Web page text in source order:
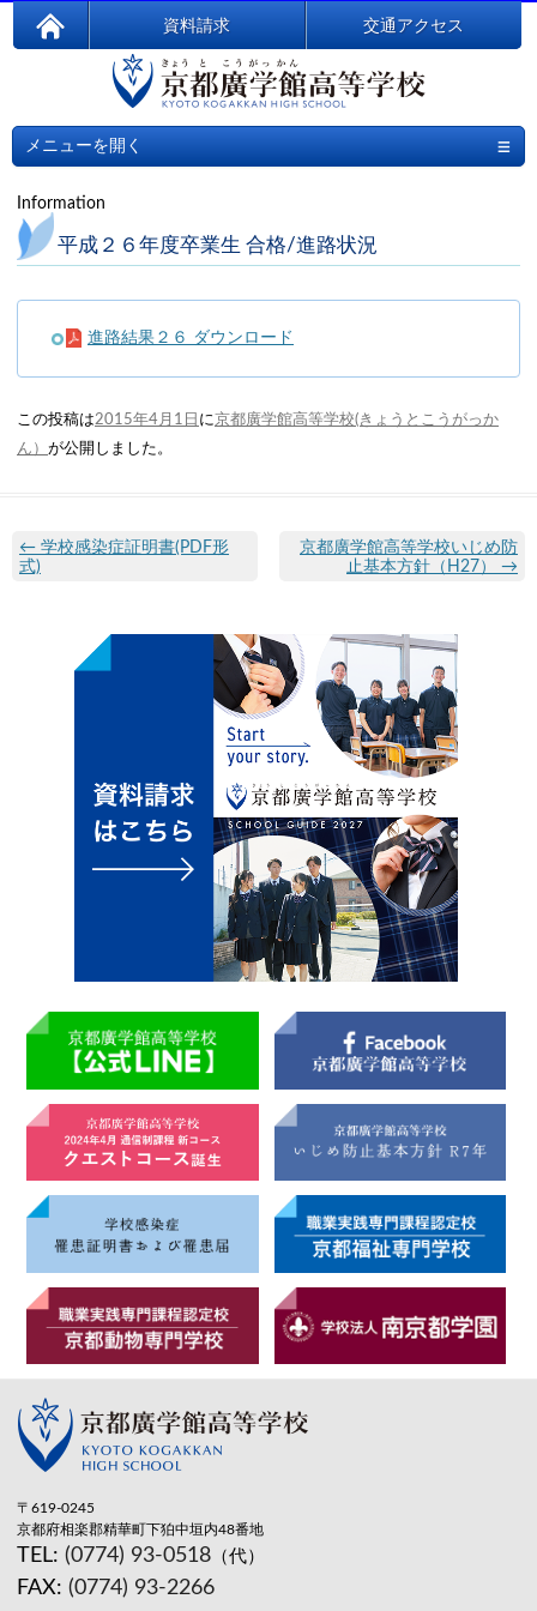
資料請求 交通アクセス
メニューを開く ≡
Information
平成２６年度卒業生 合格/進路状況
進路結果２６ ダウンロード
この投稿は2015年4月1日 に京都廣学館高等学校(きょうとこうがっか
ん） が公開しました。
← 学校感染症証明書(PDF形
式)
京都廣学館高等学校いじめ防
止基本方針（H27） →
〒619-0245
京都府相楽郡精華町下狛中垣内48番地
TEL: (0774) 93-0518 （代）
FAX: (0774) 93-2266